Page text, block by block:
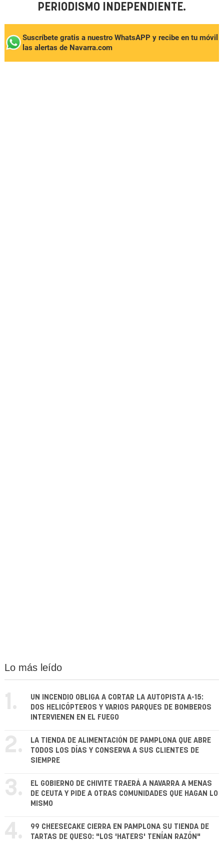
PERIODISMO INDEPENDIENTE.
Suscríbete gratis a nuestro WhatsAPP y recibe en tu móvil
las alertas de Navarra.com
Lo más leído
1.
UN INCENDIO OBLIGA A CORTAR LA AUTOPISTA A-15:
DOS HELICÓPTEROS Y VARIOS PARQUES DE BOMBEROS
INTERVIENEN EN EL FUEGO
2.
LA TIENDA DE ALIMENTACIÓN DE PAMPLONA QUE ABRE
TODOS LOS DÍAS Y CONSERVA A SUS CLIENTES DE
SIEMPRE
3.
EL GOBIERNO DE CHIVITE TRAERÁ A NAVARRA A MENAS
DE CEUTA Y PIDE A OTRAS COMUNIDADES QUE HAGAN LO
MISMO
4.
99 CHEESECAKE CIERRA EN PAMPLONA SU TIENDA DE
TARTAS DE QUESO: "LOS 'HATERS' TENÍAN RAZÓN"